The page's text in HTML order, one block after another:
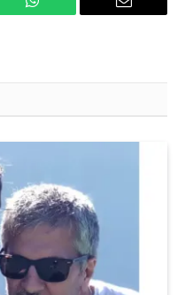
WhatsApp Email